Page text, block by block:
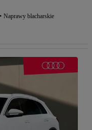
Naprawy blacharskie